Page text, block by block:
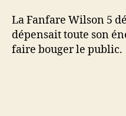
La Fanfare Wilson 5
dépensait toute son
faire bouger le public.